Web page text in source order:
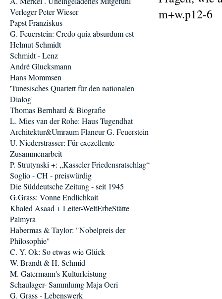
m+w.p12-6
Verleger Peter Wieser
Papst Franziskus
G. Feuerstein: Credo quia absurdum est
Helmut Schmidt
Schmidt - Lenz
André Glucksmann
Hans Mommsen
'Tunesisches Quartett für den nationalen
Dialog'
Thomas Bernhard & Biografie
L. Mies van der Rohe: Haus Tugendhat
Architektur&Umraum Flaneur G. Feuerstein
U. Niederstrasser: Für exezellente
Zusammenarbeit
P. Strutynski +: „Kasseler Friedensratschlag“
Soglio - CH - preiswürdig
Die Süddeutsche Zeitung - seit 1945
G.Grass: Vonne Endlichkait
Khaled Asaad + Leiter-WeltErbeStätte
Palmyra
Habermas & Taylor: "Nobelpreis der
Philosophie"
C. Y. Ok: So etwas wie Glück
W. Brandt & H. Schmid
M. Gatermann's Kulturleistung
Schaulager- Sammlumg Maja Oeri
G. Grass - Lebenswerk